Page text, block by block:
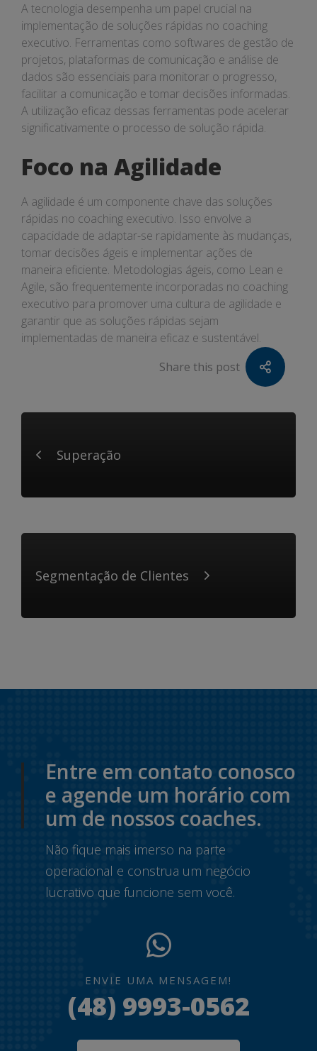
A tecnologia desempenha um papel crucial na
implementação de soluções rápidas no coaching
executivo. Ferramentas como softwares de gestão de
projetos, plataformas de comunicação e análise de
dados são essenciais para monitorar o progresso,
facilitar a comunicação e tomar decisões informadas.
A utilização eficaz dessas ferramentas pode acelerar
significativamente o processo de solução rápida.
Foco na Agilidade
A agilidade é um componente chave das soluções
rápidas no coaching executivo. Isso envolve a
capacidade de adaptar-se rapidamente às mudanças,
tomar decisões ágeis e implementar ações de
maneira eficiente. Metodologias ágeis, como Lean e
Agile, são frequentemente incorporadas no coaching
executivo para promover uma cultura de agilidade e
garantir que as soluções rápidas sejam
implementadas de maneira eficaz e sustentável.
Share this post
Superação
Segmentação de Clientes
Entre em contato conosco
e agende um horário com
um de nossos coaches.
Não fique mais imerso na parte
operacional e construa um negócio
lucrativo que funcione sem você.
ENVIE UMA MENSAGEM!
(48) 9993-0562